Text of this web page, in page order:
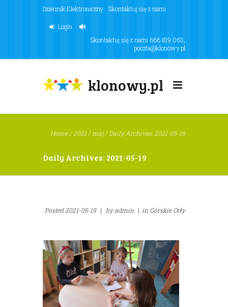
Dziennik Elektroniczny Skontaktuj się z nami
Login
Skontaktuj się z nami 666 819 063
poczta@klonowy.pl
klonowy.pl
Home/2021/maj/Daily Archives: 2021-05-19
Daily Archives: 2021-05-19
Posted2021-05-19 | byadmin | in Górskie Orły